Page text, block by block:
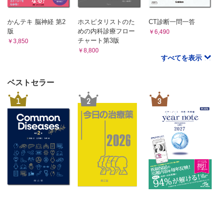
【外科】（松末亮）
7章 消化管全般の病気
GIST：消化管間質腫瘍（村井克行）
神経内分泌腫瘍（NET）（村井克行）
ヘルニア（鼠径・大腿・閉鎖孔）（大倉啓輔）
好酸球性胃腸炎（岩本諭）
ベーチェット病（岩本諭）
消化管全般の病気に対する治療（村田雅樹）
8章 肝臓の病気
肝細胞がん・肝内胆管がん（髙和正）
転移性肝がん（髙和正）
肝良性腫瘍（髙和正）
肝炎（遠藤文司）
肝膿瘍（遠藤文司）
かんテキ 脳神経 第2
版
￥3,850
ホスピタリストのた
めの内科診療フロー
チャート第3版
￥8,800
CT診断一問一答
￥6,490
すべてを表示
ベストセラー
1 2 3